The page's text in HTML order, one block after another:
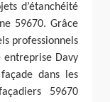
d’étanchéité
59670. Grâce
professionnels
entreprise Davy
dans les
59670